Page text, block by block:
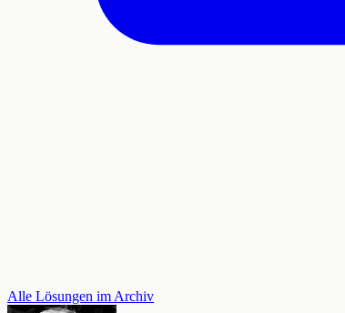
Alle Lösungen im Archiv